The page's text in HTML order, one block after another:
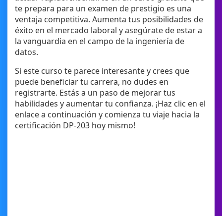
te prepara para un examen de prestigio es una
ventaja competitiva. Aumenta tus posibilidades de
éxito en el mercado laboral y asegúrate de estar a
la vanguardia en el campo de la ingeniería de
datos.
Si este curso te parece interesante y crees que
puede beneficiar tu carrera, no dudes en
registrarte. Estás a un paso de mejorar tus
habilidades y aumentar tu confianza. ¡Haz clic en el
enlace a continuación y comienza tu viaje hacia la
certificación DP-203 hoy mismo!